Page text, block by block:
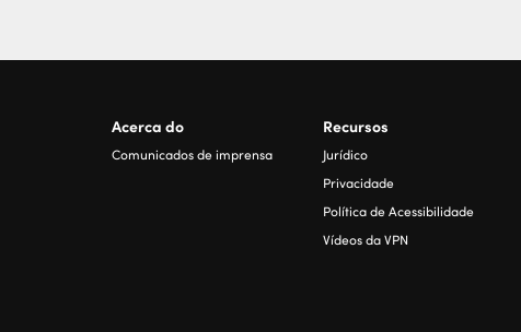
Acerca do
Comunicados de imprensa
Recursos
Jurídico
Privacidade
Política de Acessibilidade
Vídeos da VPN